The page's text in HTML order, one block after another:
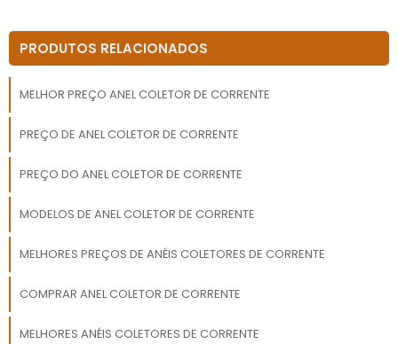
PRODUTOS RELACIONADOS
MELHOR PREÇO ANEL COLETOR DE CORRENTE
PREÇO DE ANEL COLETOR DE CORRENTE
PREÇO DO ANEL COLETOR DE CORRENTE
MODELOS DE ANEL COLETOR DE CORRENTE
MELHORES PREÇOS DE ANÉIS COLETORES DE CORRENTE
COMPRAR ANEL COLETOR DE CORRENTE
MELHORES ANÉIS COLETORES DE CORRENTE